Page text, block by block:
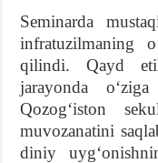
Seminarda
infratuzilmaning
qilindi. Qayd
jarayonda
Qozogʻiston
muvozanatini
diniy